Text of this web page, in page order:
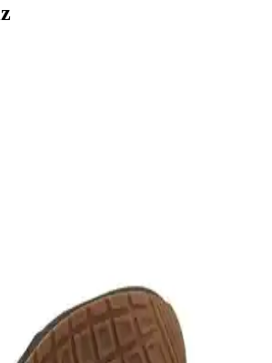
Sneaker: Şık ve Konforlu